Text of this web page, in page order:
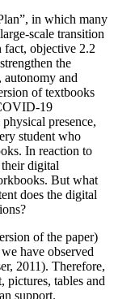
in which many
scale transition
fact, objective 2.2
the
autonomy and
of textbooks
19
presence,
student who
In reaction to
their digital
But what
does the digital
of the paper)
have observed
2011). Therefore,
pictures, tables and
support.